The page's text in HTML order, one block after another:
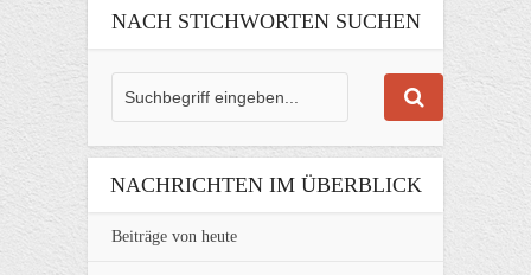
NACH STICHWORTEN SUCHEN
NACHRICHTEN IM ÜBERBLICK
Beiträge von heute